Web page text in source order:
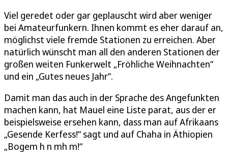
Viel geredet oder gar geplauscht wird aber weniger
bei Amateurfunkern. Ihnen kommt es eher darauf an,
möglichst viele fremde Stationen zu erreichen. Aber
natürlich wünscht man all den anderen Stationen der
großen weiten Funkerwelt „Fröhliche Weihnachten“
und ein „Gutes neues Jahr“.
Damit man das auch in der Sprache des Angefunkten
machen kann, hat Mauel eine Liste parat, aus der er
beispielsweise ersehen kann, dass man auf Afrikaans
„Gesende Kerfess!“ sagt und auf Chaha in Äthiopien
„Bogem h n mh m!“